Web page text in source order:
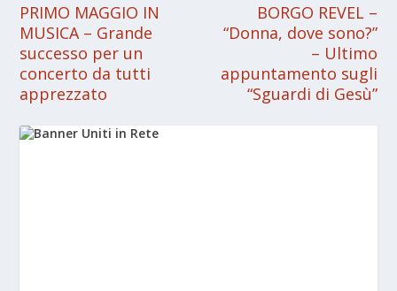
PRIMO MAGGIO IN
MUSICA – Grande
successo per un
concerto da tutti
apprezzato
BORGO REVEL –
“Donna, dove sono?”
– Ultimo
appuntamento sugli
“Sguardi di Gesù”